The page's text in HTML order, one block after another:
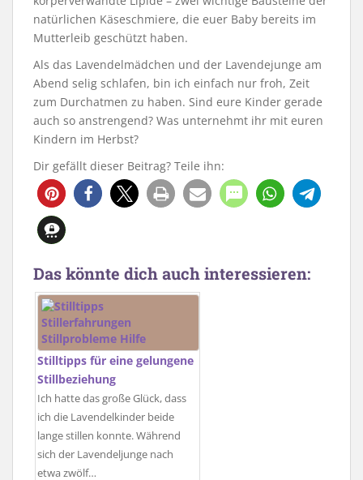
natürlichen Käseschmiere, die euer Baby bereits im
Mutterleib geschützt haben.
Als das Lavendelmädchen und der Lavendejunge am
Abend selig schlafen, bin ich einfach nur froh, Zeit
zum Durchatmen zu haben. Sind eure Kinder gerade
auch so anstrengend? Was unternehmt ihr mit euren
Kindern im Herbst?
Dir gefällt dieser Beitrag? Teile ihn:
Das könnte dich auch interessieren:
Stilltipps für eine gelungene
Stillbeziehung
Ich hatte das große Glück, dass
ich die Lavendelkinder beide
lange stillen konnte. Während
sich der Lavendeljunge nach
etwa zwölf…